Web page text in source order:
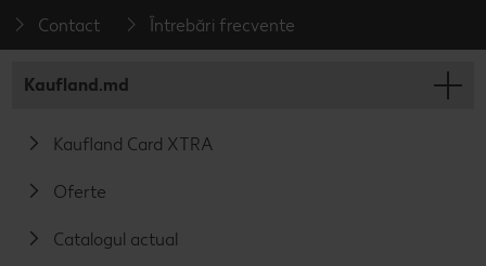
Contact Întrebări frecvente
Kaufland.md
Kaufland Card XTRA
Oferte
Catalogul actual